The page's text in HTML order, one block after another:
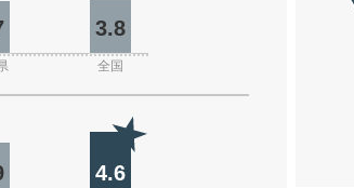
3.8
全国
4.6